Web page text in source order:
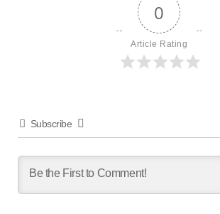
0
Article Rating
Subscribe